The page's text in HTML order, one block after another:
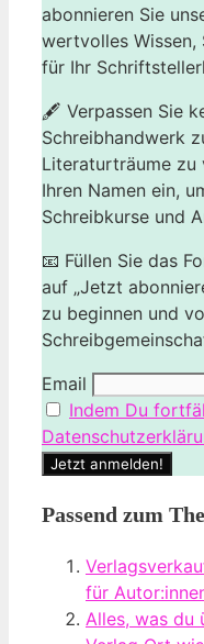
abonnieren Sie
wertvolles Wissen,
für Ihr
🖋️ Verpassen Sie
Schreibhandwerk
Literaturträume zu
Ihren Namen ein,
Schreibkurse und
📧 Füllen Sie das
auf „Jetzt
zu beginnen und
Email
Indem Du
Passend zum
für
Alles, was du